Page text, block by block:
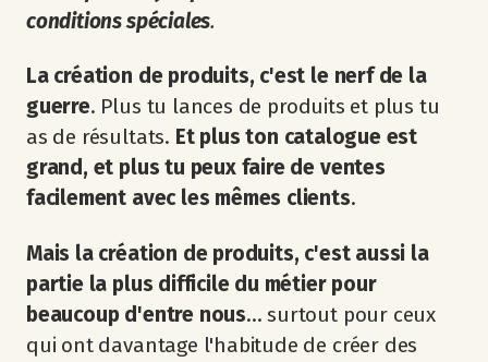
conditions spéciales.
La création de produits, c'est le nerf de la
guerre. Plus tu lances de produits et plus tu
as de résultats. Et plus ton catalogue est
grand, et plus tu peux faire de ventes
facilement avec les mêmes clients.
Mais la création de produits, c'est aussi la
partie la plus difficile du métier pour
beaucoup d'entre nous... surtout pour ceux
qui ont davantage l'habitude de créer des